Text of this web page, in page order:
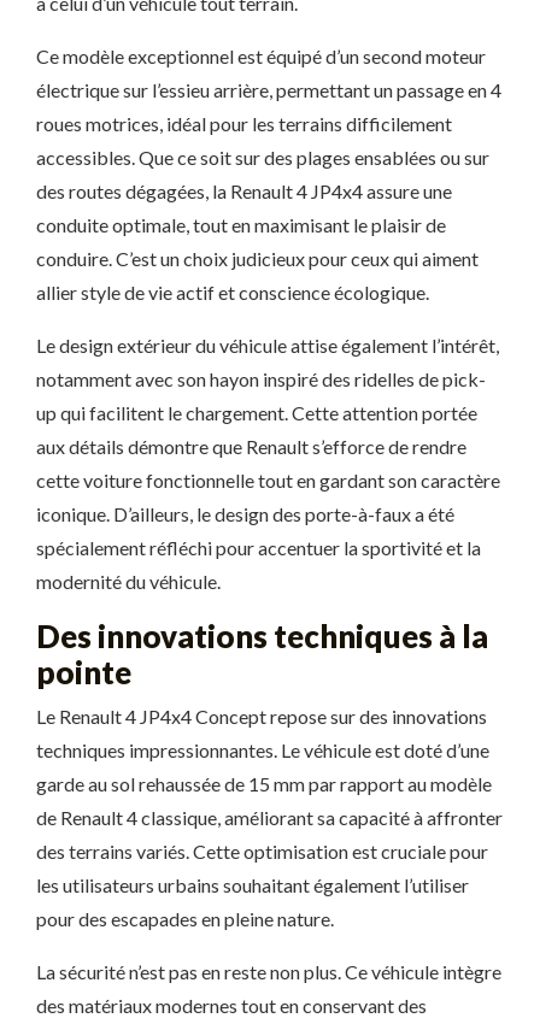
Ce modèle exceptionnel est équipé d’un second moteur
électrique sur l’essieu arrière, permettant un passage en 4
roues motrices, idéal pour les terrains difficilement
accessibles. Que ce soit sur des plages ensablées ou sur
des routes dégagées, la Renault 4 JP4x4 assure une
conduite optimale, tout en maximisant le plaisir de
conduire. C’est un choix judicieux pour ceux qui aiment
allier style de vie actif et conscience écologique.
Le design extérieur du véhicule attise également l’intérêt,
notamment avec son hayon inspiré des ridelles de pick-
up qui facilitent le chargement. Cette attention portée
aux détails démontre que Renault s’efforce de rendre
cette voiture fonctionnelle tout en gardant son caractère
iconique. D’ailleurs, le design des porte-à-faux a été
spécialement réfléchi pour accentuer la sportivité et la
modernité du véhicule.
Des innovations techniques à la
pointe
Le Renault 4 JP4x4 Concept repose sur des innovations
techniques impressionnantes. Le véhicule est doté d’une
garde au sol rehaussée de 15 mm par rapport au modèle
de Renault 4 classique, améliorant sa capacité à affronter
des terrains variés. Cette optimisation est cruciale pour
les utilisateurs urbains souhaitant également l’utiliser
pour des escapades en pleine nature.
La sécurité n’est pas en reste non plus. Ce véhicule intègre
des matériaux modernes tout en conservant des